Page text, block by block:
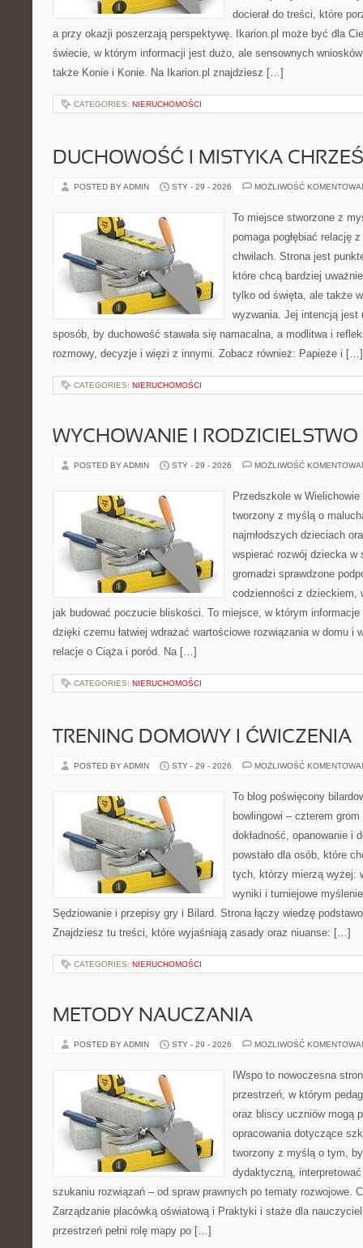
docierał do treści, które
a przy okazji poszerzają perspektywę. Ikarion.pl może być dla
świecie, w którym informacji jest dużo, ale sensownych
także Konie i Konie. Na Ikarion.pl znajdziesz […]
CATEGORIES: NIERUCHOMOŚCI
DUCHOWOŚĆ I MISTYKA
POSTED BY ADMIN STY - 29 - 2026 MOŻLIWOŚĆ
To miejsce stworzone z
pomaga pogłębiać relację
chwilach. Strona jest
które chcą bardziej
tylko od święta, ale także
wyzwania. Jej intencją jest
sposób, by duchowość stawała się namacalna, a modlitwa i
rozmowy, decyzje i więzi z innymi. Zobacz również: Papieże i […]
CATEGORIES: NIERUCHOMOŚCI
WYCHOWANIE I RODZICIELSTWO
POSTED BY ADMIN STY - 29 - 2026 MOŻLIWOŚĆ
Przedszkole w
tworzony z myślą o
najmłodszych dzieciach
wspierać rozwój dziecka w
gromadzi sprawdzone
codzienności z dzieckiem,
jak budować poczucie bliskości. To miejsce, w którym informacje
dzięki czemu łatwiej wdrażać wartościowe rozwiązania w domu i
relacje o Ciąża i poród. Na […]
CATEGORIES: NIERUCHOMOŚCI
TRENING DOMOWY I ĆWICZENIA
POSTED BY ADMIN STY - 29 - 2026 MOŻLIWOŚĆ
To blog poświęcony
bowlingowi – czterem
dokładność, opanowanie i
powstało dla osób, które
tych, którzy mierzą wyżej:
wyniki i turniejowe
Sędziowanie i przepisy gry i Bilard. Strona łączy wiedzę
Znajdziesz tu treści, które wyjaśniają zasady oraz niuanse: […]
CATEGORIES: NIERUCHOMOŚCI
METODY NAUCZANIA
POSTED BY ADMIN STY - 29 - 2026 MOŻLIWOŚĆ
IWspo to nowoczesna
przestrzeń, w którym
oraz bliscy uczniów mogą
opracowania dotyczące
tworzony z myślą o tym,
dydaktyczną,
szukaniu rozwiązań – od spraw prawnych po tematy rozwojowe.
Zarządzanie placówką oświatową i Praktyki i staże dla
przestrzeń pełni rolę mapy po […]